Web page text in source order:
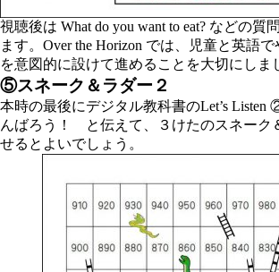
視聴後は What do you want to eat? などの質
ます。Over the Horizon では、児童と英語
を意図的に設けて進めることを大切にしま
⑤スネーク＆ラダー２
本時の最後にデジタル教科書のLet’s
んばろう！ と伝えて、３けたのスネーク
せるとよいでしょう。